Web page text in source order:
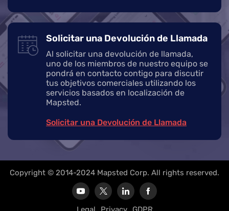
Solicitar una Devolución de Llamada
Al solicitar una devolución de llamada,
uno de los miembros de nuestro equipo se
pondrá en contacto contigo para discutir
tus objetivos comerciales utilizando los
servicios basados en localización de
Mapsted.
Solicitar una Devolución de Llamada
Copyright © 2014-2024 Mapsted Corp. All rights reserved.